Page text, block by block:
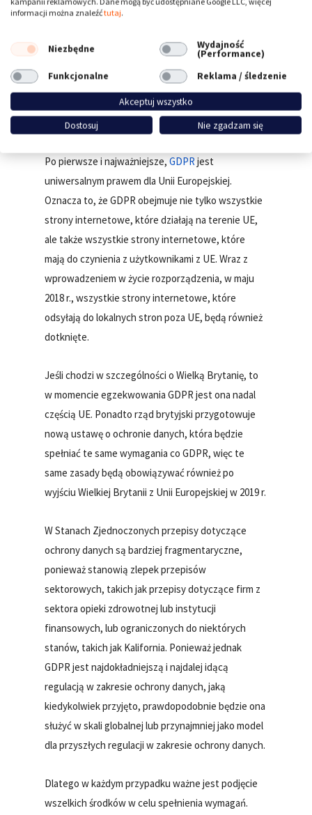
z przepisami.
Polityka cookies | Czy unijne prawo
dotyczące cookies ma wpływ na strony
internetowe w USA i Wielkiej Brytanii?
Krótka i prosta odpowiedź brzmi: tak.
Po pierwsze i najważniejsze,GDPRjest
uniwersalnym prawem dla Unii Europejskiej.
Oznacza to, że GDPR obejmuje nie tylko wszystkie
strony internetowe, które działają na terenie UE,
ale także wszystkie strony internetowe, które
mają do czynienia z użytkownikami z UE. Wraz z
wprowadzeniem w życie rozporządzenia, w maju
2018 r., wszystkie strony internetowe, które
odsyłają do lokalnych stron poza UE, będą również
dotknięte.
Jeśli chodzi w szczególności o Wielką Brytanię, to
w momencie egzekwowania GDPR jest ona nadal
częścią UE. Ponadto rząd brytyjski przygotowuje
nową ustawę o ochronie danych, która będzie
spełniać te same wymagania co GDPR, więc te
same zasady będą obowiązywać również po
wyjściu Wielkiej Brytanii z Unii Europejskiej w 2019 r.
W Stanach Zjednoczonych przepisy dotyczące
ochrony danych są bardziej fragmentaryczne,
ponieważ stanowią zlepek przepisów
sektorowych, takich jak przepisy dotyczące firm z
sektora opieki zdrowotnej lub instytucji
finansowych, lub ograniczonych do niektórych
stanów, takich jak Kalifornia. Ponieważ jednak
GDPR jest najdokładniejszą i najdalej idącą
regulacją w zakresie ochrony danych, jaką
kiedykolwiek przyjęto, prawdopodobnie będzie ona
służyć w skali globalnej lub przynajmniej jako model
dla przyszłych regulacji w zakresie ochrony danych.
Dlatego w każdym przypadku ważne jest podjęcie
wszelkich środków w celu spełnienia wymagań.
informacji można znaleźćtutaj.
Niezbędne Wydajność
(Performance)
Funkcjonalne
Reklama / śledzenie
Akceptuj wszystko
Dostosuj
Nie zgadzam się